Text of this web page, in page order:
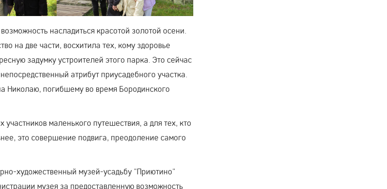
насладиться красотой золотой осени.
на две части, восхитила тех, кому здоровье
задумку устроителей этого парка. Это сейчас
атрибут приусадебного участка.
Николаю, погибшему во время Бородинского
маленького путешествия, а для тех, кто
это совершение подвига, преодоление самого
художественный музей-усадьбу "Приютино"
музея за предоставленную возможность